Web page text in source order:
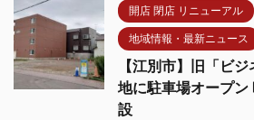
開店 閉店 リニューアル
地域情報・最新ニュース
【江別市】旧「ビ
地に駐車場オープ
設